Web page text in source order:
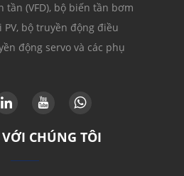
tần (VFD), bộ biến tần bơm
bộ truyền động điều
động servo và các phụ
CHÚNG TÔI